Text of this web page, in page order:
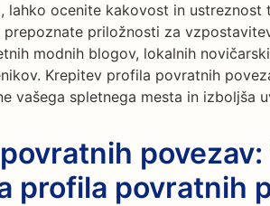
lahko ocenite kakovost in ustreznost
prepoznate priložnosti za
modnih blogov, lokalnih
Krepitev profila povratnih
vašega spletnega mesta in izboljša
profila povratnih